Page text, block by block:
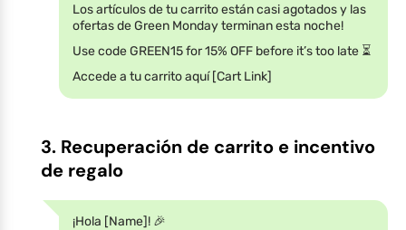
Los artículos de tu carrito están casi agotados y las
ofertas de Green Monday terminan esta noche!
Use code GREEN15 for 15% OFF before it’s too late ⏳
Accede a tu carrito aquí [Cart Link]
3. Recuperación de carrito e incentivo
de regalo
¡Hola [Name]! 🎉